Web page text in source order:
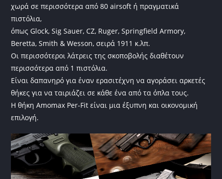
χωρά σε περισσότερα από 80 airsoft ή πραγματικά
πιστόλια,
όπως Glock, Sig Sauer, CZ, Ruger, Springfield Armory,
Beretta, Smith & Wesson, σειρά 1911 κ.λπ.
Οι περισσότεροι λάτρεις της σκοποβολής διαθέτουν
περισσότερα από 1 πιστόλια.
Είναι δαπανηρό για έναν ερασιτέχνη να αγοράσει αρκετές
θήκες για να ταιριάζει σε κάθε ένα από τα όπλα τους.
Η θήκη Amomax Per-Fit είναι μια έξυπνη και οικονομική
επιλογή.